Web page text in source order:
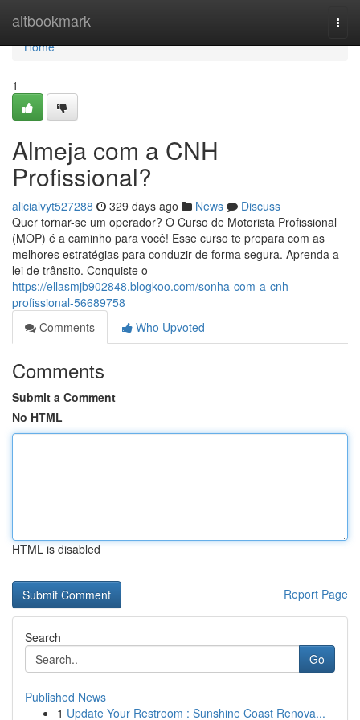
altbookmark
Home
Home
1
Almeja com a CNH
Profissional?
alicialvyt527288 329 days ago News
Discuss
Quer tornar-se um operador? O Curso de Motorista Profissional
(MOP) é a caminho para você! Esse curso te prepara com as
melhores estratégias para conduzir de forma segura. Aprenda a
lei de trânsito. Conquiste o
https://ellasmjb902848.blogkoo.com/sonha-com-a-cnh-
profissional-56689758
Comments
Who Upvoted
Comments
Submit a Comment
No HTML
HTML is disabled
Report Page
Search
Go
Published News
1 Update Your Restroom : Sunshine Coast Renova...